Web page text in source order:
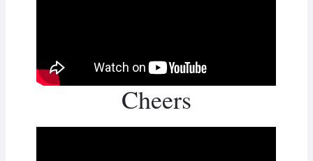
Cheers